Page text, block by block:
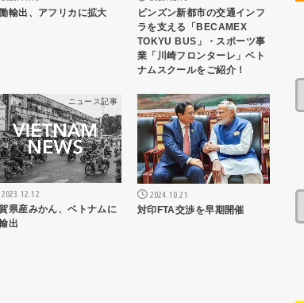
輸出、アフリカに拡大
ビンズン新都市の交通インフ
ラを支える「BECAMEX
TOKYU BUS」・スポーツ事
業「川崎フロンターレ」ベト
ナムスクールをご紹介！
ニュース記事
2023.12.12
県産みかん、ベトナムに
出
ニュース記事
2024.10.21
対印FTA交渉を早期開催